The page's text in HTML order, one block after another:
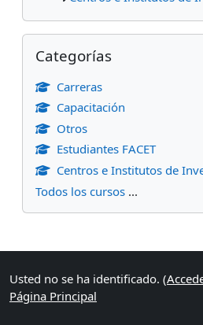
Salta Categorías
Categorías
Carreras
Capacitación
Otros
Estudiantes FACET
Centros e Institutos de
Todos los cursos ...
Bloques
Usted no se ha identificado. (
Página Principal